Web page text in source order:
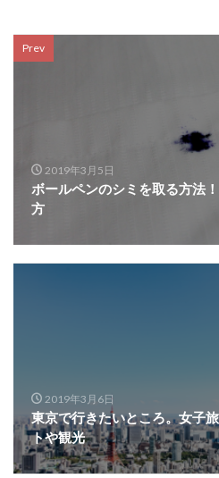
Prev
2019年3月5日
ボールペンのシミを取る方法
方
2019年3月6日
東京で行きたいところ。女子
トや観光